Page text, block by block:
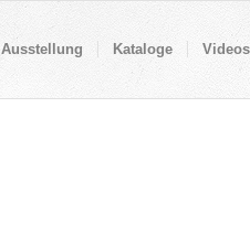
Ausstellung Kataloge Videos